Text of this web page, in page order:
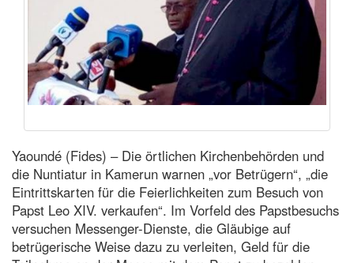
Yaoundé (Fides) – Die örtlichen Kirchenbehörden und
die Nuntiatur in Kamerun warnen „vor Betrügern“, „die
Eintrittskarten für die Feierlichkeiten zum Besuch von
Papst Leo XIV. verkaufen“. Im Vorfeld des Papstbesuchs
versuchen Messenger-Dienste, die Gläubige auf
betrügerische Weise dazu zu verleiten, Geld für die